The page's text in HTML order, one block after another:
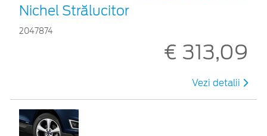
Nichel Strălucitor
2047874
€ 313,09
Vezi detalii